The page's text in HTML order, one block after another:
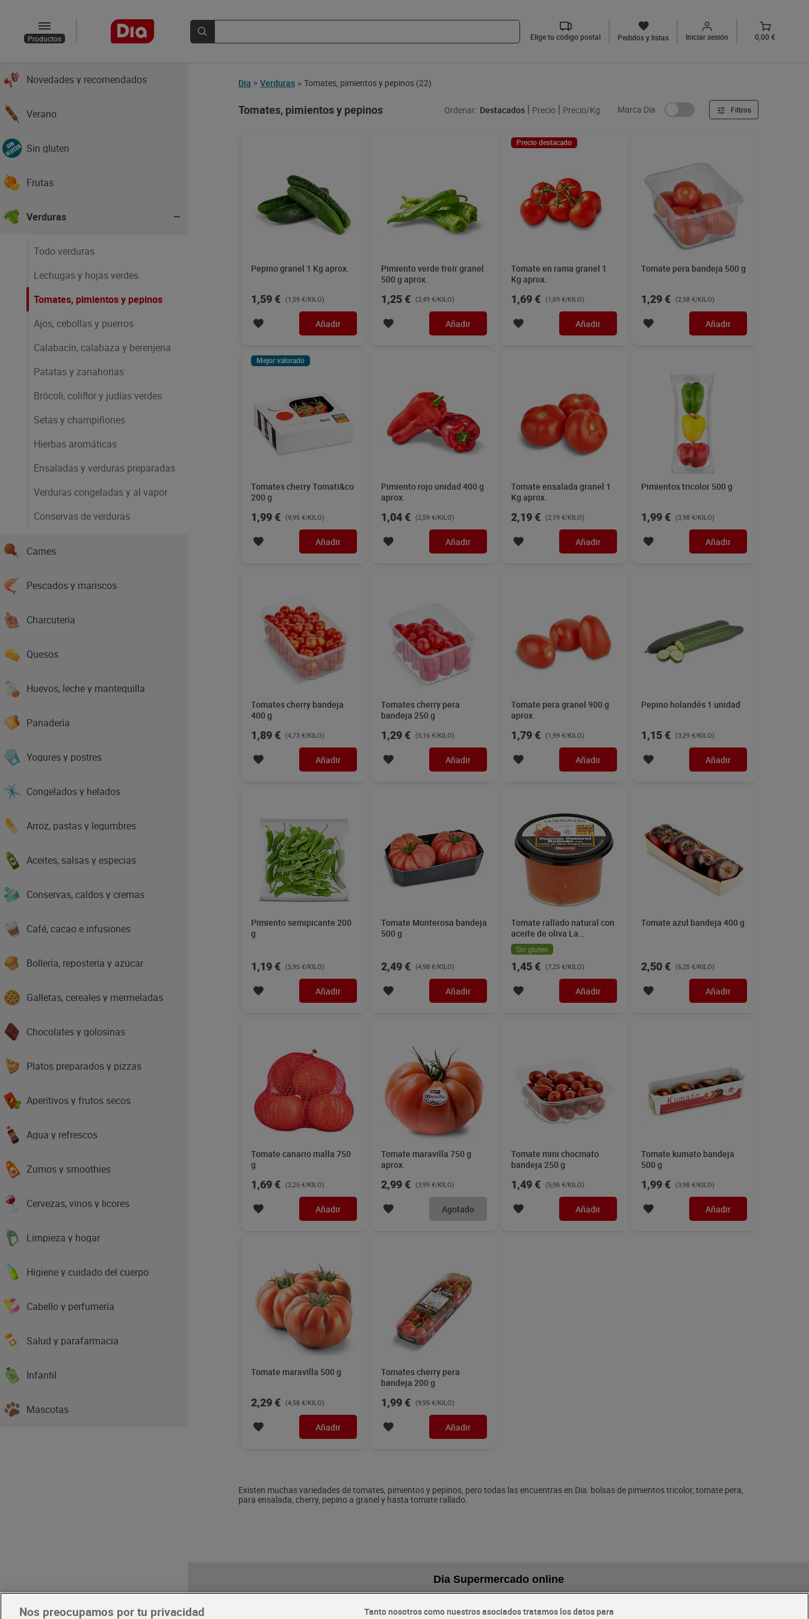
Productos Elige tu código postal Pedidos y listas Iniciar sesión 0,00 €
Novedades y recomendados
Verano
Sin gluten
Frutas
Verduras
Todo verduras
Lechugas y hojas verdes
Tomates, pimientos y pepinos
Ajos, cebollas y puerros
Calabacín, calabaza y berenjena
Patatas y zanahorias
Brócoli, coliflor y judías verdes
Setas y champiñones
Hierbas aromáticas
Ensaladas y verduras preparadas
Verduras congeladas y al vapor
Conservas de verduras
Carnes
Pescados y mariscos
Charcutería
Quesos
Huevos, leche y mantequilla
Panadería
Yogures y postres
Congelados y helados
Arroz, pastas y legumbres
Aceites, salsas y especias
Conservas, caldos y cremas
Café, cacao e infusiones
Bollería, repostería y azúcar
Galletas, cereales y mermeladas
Chocolates y golosinas
Platos preparados y pizzas
Aperitivos y frutos secos
Agua y refrescos
Zumos y smoothies
Cervezas, vinos y licores
Limpieza y hogar
Higiene y cuidado del cuerpo
Cabello y perfumería
Salud y parafarmacia
Infantil
Mascotas
Dia > Verduras > Tomates, pimientos y pepinos (22)
Tomates, pimientos y pepinos Ordenar: Destacados Precio Precio/Kg Marca Dia Filtros
Pepino granel 1 Kg aprox.
1,59 € (1,59 €/KILO)
Añadir
Pimiento verde freír granel
500 g aprox.
1,25 € (2,49 €/KILO)
Añadir
Precio destacado
Tomate en rama granel 1
Kg aprox.
1,69 € (1,69 €/KILO)
Añadir
Tomate pera bandeja 500 g
1,29 € (2,58 €/KILO)
Añadir
Mejor valorado
Tomates cherry Tomati&co
200 g
1,99 € (9,95 €/KILO)
Añadir
Pimiento rojo unidad 400 g
aprox.
1,04 € (2,59 €/KILO)
Añadir
Tomate ensalada granel 1
Kg aprox.
2,19 € (2,19 €/KILO)
Añadir
Pimientos tricolor 500 g
1,99 € (3,98 €/KILO)
Añadir
Tomates cherry bandeja
400 g
1,89 € (4,73 €/KILO)
Añadir
Tomates cherry pera
bandeja 250 g
1,29 € (5,16 €/KILO)
Añadir
Tomate pera granel 900 g
aprox.
1,79 € (1,99 €/KILO)
Añadir
Pepino holandés 1 unidad
1,15 € (3,29 €/KILO)
Añadir
Pimiento semipicante 200
g
1,19 € (5,95 €/KILO)
Añadir
Tomate Monterosa bandeja
500 g
2,49 € (4,98 €/KILO)
Añadir
Tomate rallado natural con
aceite de oliva La
gergaleña 200 g
Sin gluten
1,45 € (7,25 €/KILO)
Añadir
Tomate azul bandeja 400 g
2,50 € (6,25 €/KILO)
Añadir
Tomate canario malla 750
g
1,69 € (2,25 €/KILO)
Añadir
Tomate maravilla 750 g
aprox.
2,99 € (3,99 €/KILO)
Agotado
Tomate mini chocmato
bandeja 250 g
1,49 € (5,96 €/KILO)
Añadir
Tomate kumato bandeja
500 g
1,99 € (3,98 €/KILO)
Añadir
Tomate maravilla 500 g
2,29 € (4,58 €/KILO)
Añadir
Tomates cherry pera
bandeja 200 g
1,99 € (9,95 €/KILO)
Añadir
Existen muchas variedades de tomates, pimientos y pepinos, pero todas las encuentras en Dia: bolsas de pimientos tricolor, tomate pera,
para ensalada, cherry, pepino a granel y hasta tomate rallado.
Dia Supermercado online
Envío gratis por compras superiores a
Nos preocupamos por tu privacidad Tanto nosotros como nuestros asociados tratamos los datos para